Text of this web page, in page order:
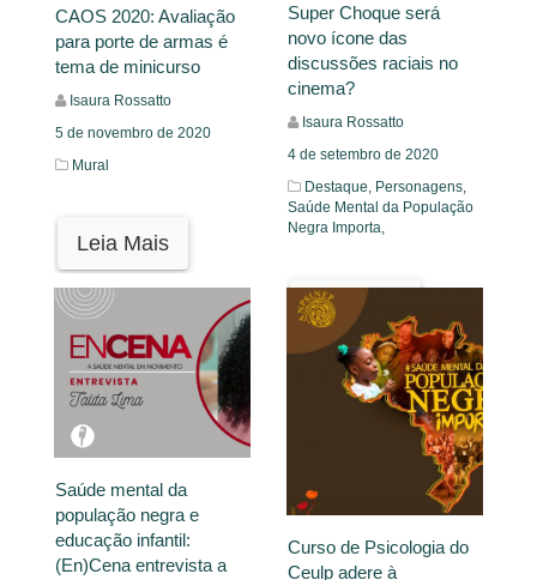
CAOS 2020: Avaliação
para porte de armas é
tema de minicurso
Isaura Rossatto
5 de novembro de 2020
Mural
Leia Mais
Super Choque será
novo ícone das
discussões raciais no
cinema?
Isaura Rossatto
4 de setembro de 2020
Destaque, Personagens,
Saúde Mental da População
Negra Importa,
Leia Mais
Saúde mental da
população negra e
educação infantil:
(En)Cena entrevista a
Curso de Psicologia do
Ceulp adere à